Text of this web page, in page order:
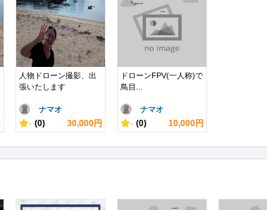
人物ドローン撮影、出
張いたします
ナマオ
- (0) 30,000円
ドローンFPV(一人称)で
鳥目...
ナマオ
- (0) 10,000円